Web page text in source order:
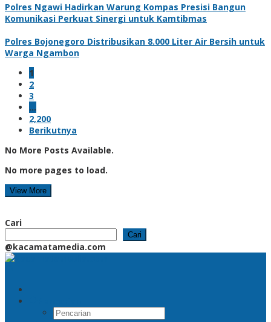
Polres Ngawi Hadirkan Warung Kompas Presisi Bangun
Komunikasi Perkuat Sinergi untuk Kamtibmas
Polres Bojonegoro Distribusikan 8.000 Liter Air Bersih untuk
Warga Ngambon
1
2
3
…
2,200
Berikutnya
No More Posts Available.
No more pages to load.
View More
Cari
Cari
@kacamatamedia.com